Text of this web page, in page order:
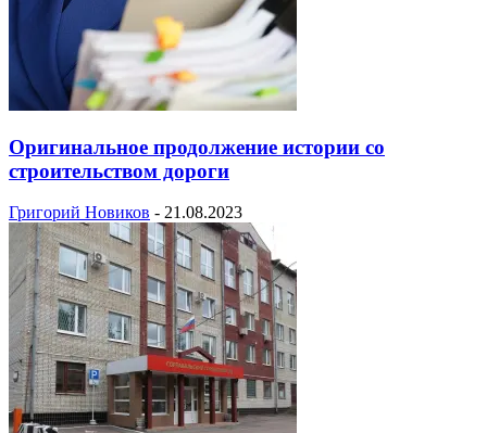
Оригинальное продолжение истории со
строительством дороги
Григорий Новиков - 21.08.2023